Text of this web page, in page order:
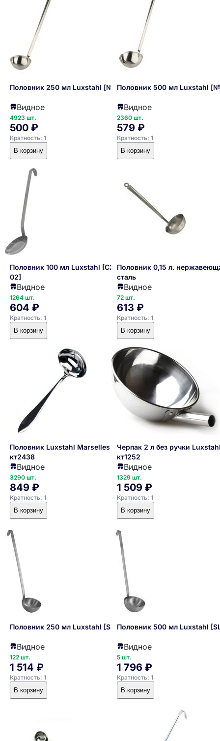
Половник 250 мл Luxstahl [№4]
Видное
4923 шт.
500 ₽
Кратность: 1
В корзину
Половник 500 мл Luxstahl
Видное
2360 шт.
579 ₽
Кратность: 1
В корзину
Половник 100 мл Luxstahl [C24-
02]
Видное
1264 шт.
604 ₽
Кратность: 1
В корзину
Половник 0,15 л.
сталь
Видное
72 шт.
613 ₽
Кратность: 1
В корзину
Половник Luxstahl Marselles
кт2438
Видное
3290 шт.
849 ₽
Кратность: 1
В корзину
Черпак 2 л без ручки
кт1252
Видное
1329 шт.
1 509 ₽
Кратность: 1
В корзину
Половник 250 мл Luxstahl [SL]
Видное
122 шт.
1 514 ₽
Кратность: 1
В корзину
Половник 500 мл Luxstahl
Видное
5 шт.
1 796 ₽
Кратность: 1
В корзину